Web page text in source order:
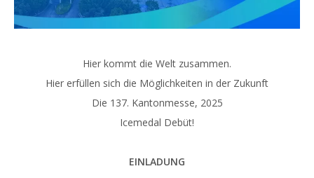
Hier kommt die Welt zusammen.
Hier erfüllen sich die Möglichkeiten in der Zukunft
Die 137. Kantonmesse, 2025
Icemedal Debüt!
EINLADUNG